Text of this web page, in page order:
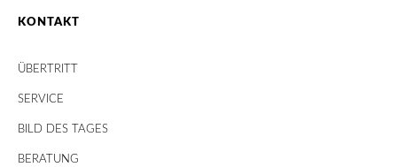
KONTAKT
ÜBERTRITT
SERVICE
BILD DES TAGES
BERATUNG